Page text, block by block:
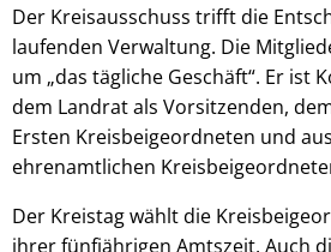
Der Kreisausschuss trifft die
laufenden Verwaltung. Die
um „das tägliche Geschäft“. Er ist
dem Landrat als Vorsitzenden,
Ersten Kreisbeigeordneten und
ehrenamtlichen
Der Kreistag wählt die
ihrer fünfjährigen Amtszeit. Auch